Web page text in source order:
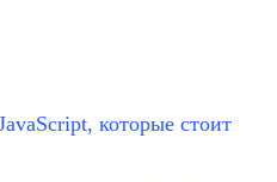
которые стоит